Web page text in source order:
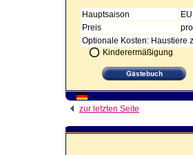
Hauptsaison
Preis
Optionale Kosten: Haustiere
Kinderermäßigung
zur letzten Seite